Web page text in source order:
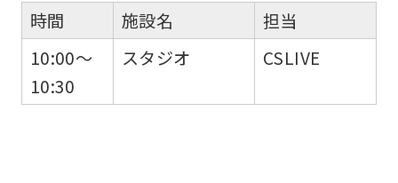
時間
10:00～
10:30
施設名
スタジオ
担当
CSLIVE
automatic
translation)